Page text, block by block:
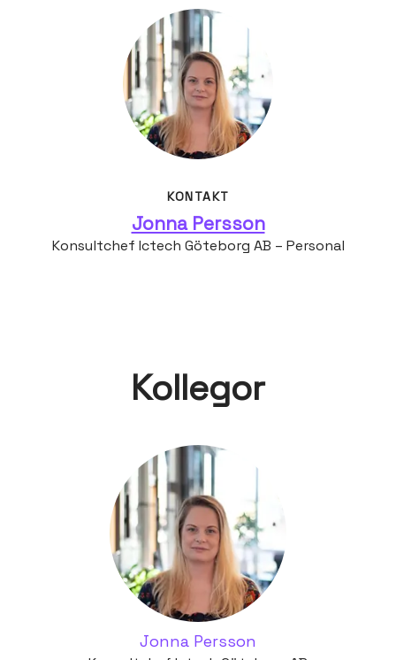
KONTAKT
Jonna Persson
Konsultchef Ictech Göteborg AB – Personal
Kollegor
Jonna Persson